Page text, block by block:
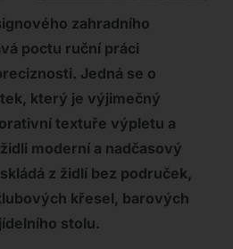
zahradního
poctu ruční práci
Jedná se o
který je výjimečný
textuře výpletu a
moderní a nadčasový
z židlí bez područek,
křesel, barových
stolu.